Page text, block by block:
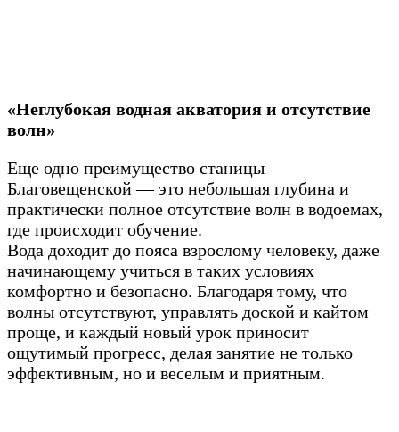
«Неглубокая водная акватория и отсутствие
волн»
Еще одно преимущество станицы
Благовещенской — это небольшая глубина и
практически полное отсутствие волн в водоемах,
где происходит обучение.
Вода доходит до пояса взрослому человеку, даже
начинающему учиться в таких условиях
комфортно и безопасно. Благодаря тому, что
волны отсутствуют, управлять доской и кайтом
проще, и каждый новый урок приносит
ощутимый прогресс, делая занятие не только
эффективным, но и веселым и приятным.